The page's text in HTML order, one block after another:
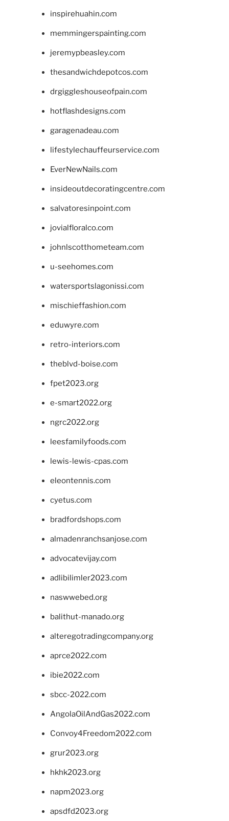
inspirehuahin.com
memmingerspainting.com
jeremypbeasley.com
thesandwichdepotcos.com
drgiggleshouseofpain.com
hotflashdesigns.com
garagenadeau.com
lifestylechauffeurservice.com
EverNewNails.com
insideoutdecoratingcentre.com
salvatoresinpoint.com
jovialfloralco.com
johnlscotthometeam.com
u-seehomes.com
watersportslagonissi.com
mischieffashion.com
eduwyre.com
retro-interiors.com
theblvd-boise.com
fpet2023.org
e-smart2022.org
ngrc2022.org
leesfamilyfoods.com
lewis-lewis-cpas.com
eleontennis.com
cyetus.com
bradfordshops.com
almadenranchsanjose.com
advocatevijay.com
adlibilimler2023.com
naswwebed.org
balithut-manado.org
alteregotradingcompany.org
aprce2022.com
ibie2022.com
sbcc-2022.com
AngolaOilAndGas2022.com
Convoy4Freedom2022.com
grur2023.org
hkhk2023.org
napm2023.org
apsdfd2023.org